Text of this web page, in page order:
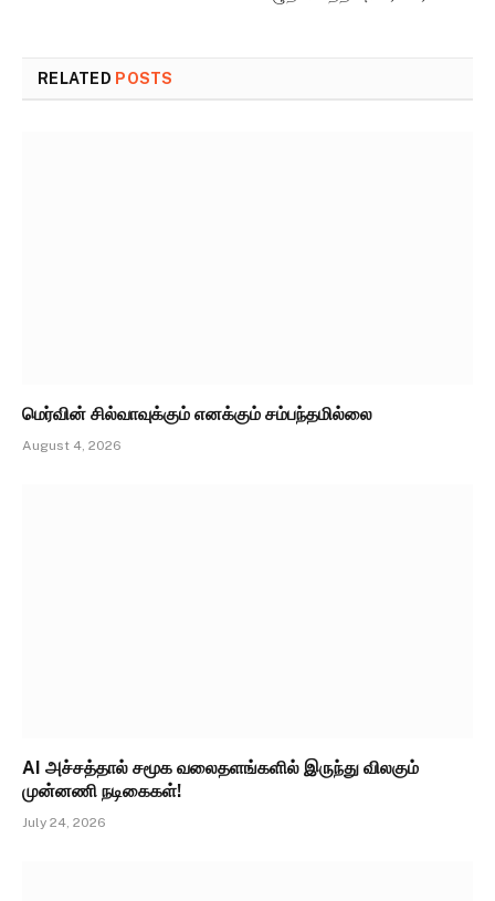
RELATED POSTS
மெர்வின் சில்வாவுக்கும் எனக்கும் சம்பந்தமில்லை
August 4, 2026
AI அச்சத்தால் சமூக வலைதளங்களில் இருந்து விலகும்
முன்னணி நடிகைகள்!
July 24, 2026